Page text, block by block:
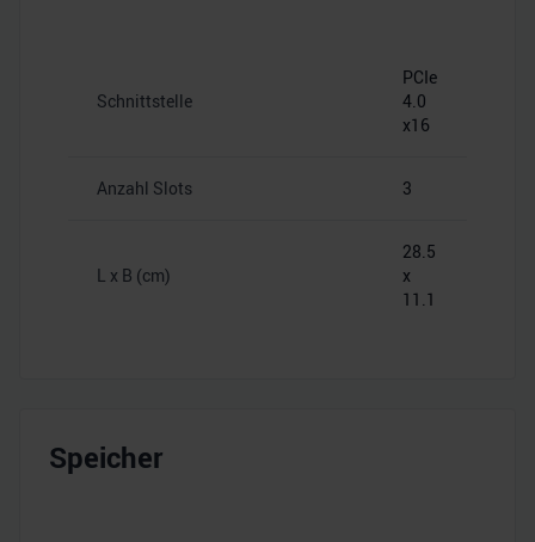
Schnittstelle
PCIe
4.0
x16
Anzahl Slots 3
L x B (cm)
28.5
x
11.1
Speicher